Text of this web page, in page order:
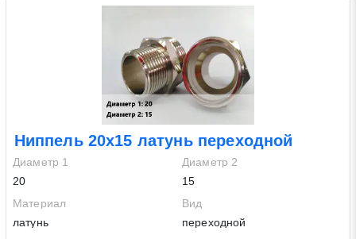
Ниппель 20х15 латунь переходной
Диаметр 1
20
Диаметр 2
15
Материал
латунь
Вид
переходной